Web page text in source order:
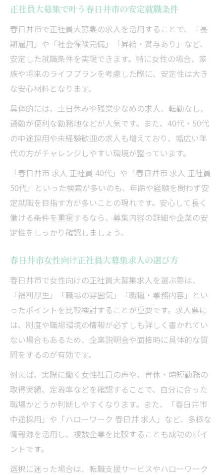
正社員大募集で叶う春日井市の安定就職条件
春日井市で正社員大募集の求人を活用することで、「長
期雇用」や「社会保険完備」「昇給・賞与あり」など、
安定した就職条件を実現できます。特に女性の場合、家
族や将来のライフプランを考慮した際に、安定性は大き
な安心材料となります。
具体的には、土日休みや残業少なめの求人、転勤なし、
通勤が便利な勤務地などが人気です。また、40代・50代
の中途採用や未経験歓迎の求人も増えており、幅広い年
代の方がチャレンジしやすい環境が整っています。
「春日井市 求人 正社員 40代」や「春日井市 求人 正社員
50代」といった検索が多いのも、年齢や経験を問わず安
定就職を目指す方が多いことの現れです。安心して長く
働ける条件を重視するなら、募集内容の詳細や企業の安
定性をしっかり確認しましょう。
春日井市女性向け正社員大募集求人の選び方
春日井市で女性向けの正社員大募集求人を選ぶ際は、
「福利厚生」「職場の雰囲気」「職種・業務内容」とい
ったポイントを比較検討することが重要です。求人票に
は、制度や職場環境の情報が必ずしも詳しく書かれてい
ない場合もあるため、企業説明会や面接時に具体的な質
問をするのが有効です。
例えば、実際に働く女性社員の声や、育休・時短勤務の
取得実績、定着率などを確認することで、自分に合った
職場かどうか判断しやすくなります。また、「春日井市
中途採用」や「ハローワーク 春日井 求人」など、多様な
情報源を活用し、複数企業を比較することも成功のポイ
ントです。
選択に迷った場合は、転職支援サービスやハローワーク